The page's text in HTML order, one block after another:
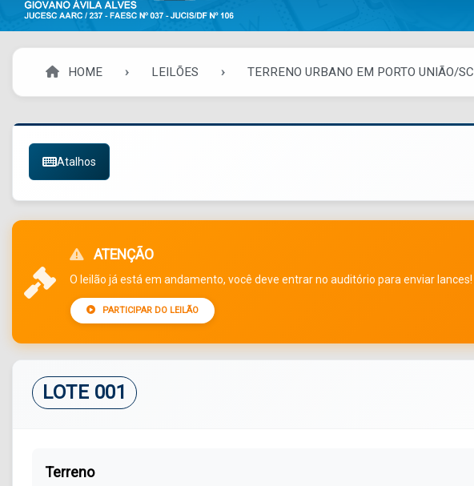
HOME LEILÕES TERRENO URBANO EM PORTO UNIÃO/SC
Atalhos
ATENÇÃO
O leilão já está em andamento, você deve entrar no auditório para enviar lances!
PARTICIPAR DO LEILÃO
LOTE 001
Terreno